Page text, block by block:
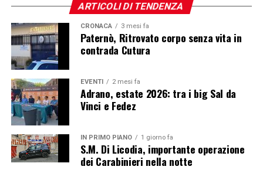
ARTICOLI DI TENDENZA
CRONACA 3 mesi fa
Paternò, Ritrovato corpo senza vita in
contrada Cutura
EVENTI 2 mesi fa
Adrano, estate 2026: tra i big Sal da
Vinci e Fedez
IN PRIMO PIANO 1 giorno fa
S.M. Di Licodia, importante operazione
dei Carabinieri nella notte